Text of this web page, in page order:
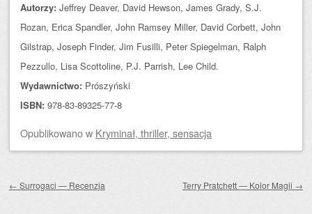
Autorzy: Jeffrey Deaver, David Hewson, James Grady, S.J.
Rozan, Erica Spandler, John Ramsey Miller, David Corbett, John
Gilstrap, Joseph Finder, Jim Fusilli, Peter Spiegelman, Ralph
Pezzullo, Lisa Scottoline, P.J. Parrish, Lee Child.
Wydawnictwo: Prószyński
ISBN: 978-83-89325-77-8
Opublikowanow Kryminał, thriller, sensacja
← Surrogaci — Recenzja Terry Pratchett — Kolor Magii →